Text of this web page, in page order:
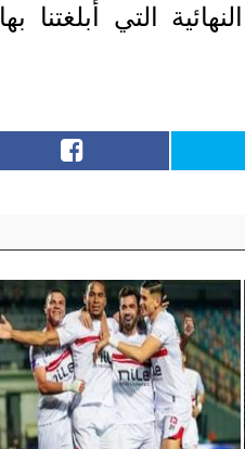
التي أبلغتنا بها